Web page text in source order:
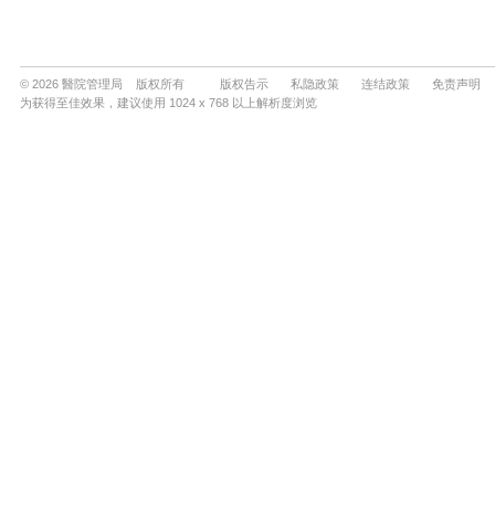
© 2026 醫院管理局 版权所有 版权告示 私隐政策 连结政策
免责声明
为获得至佳效果，建议使用 1024 x 768 以上解析度浏览